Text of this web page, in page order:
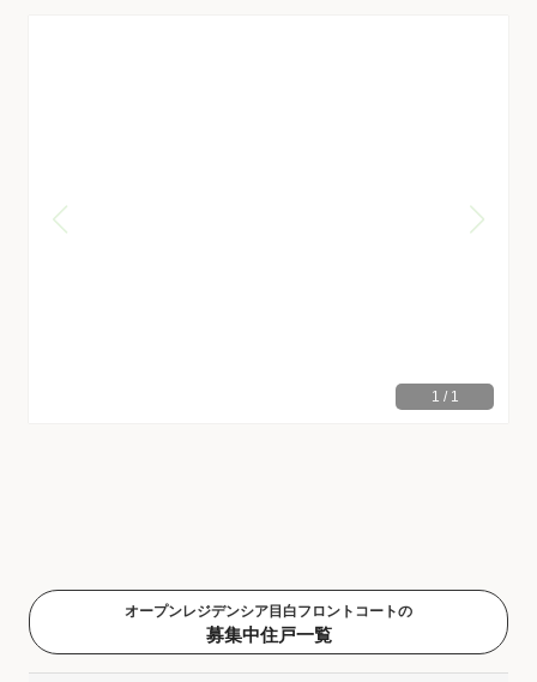
1 / 1
オープンレジデンシア目白フロントコートの
募集中住戸一覧